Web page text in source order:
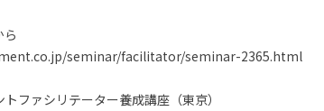
seminar/facilitator/seminar-2365.html
ファシリテーター養成講座（東京）